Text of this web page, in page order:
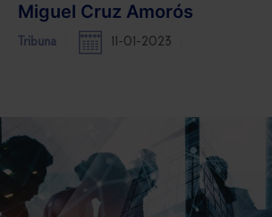
Miguel Cruz Amorós
Tribuna 11-01-2023